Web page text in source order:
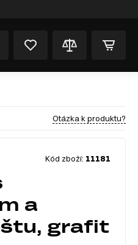
Otázka k produktu?
Kód zboží: 11181
a
grafit